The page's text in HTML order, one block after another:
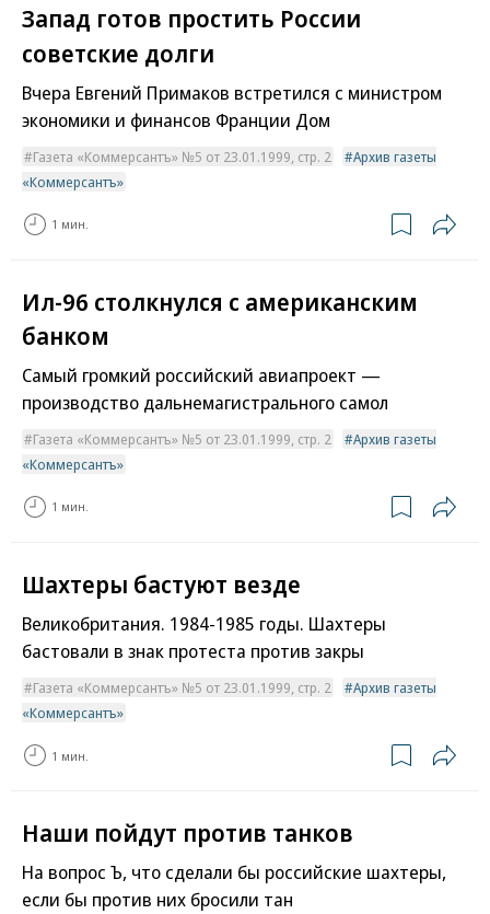
Запад готов простить России
советские долги
Вчера Евгений Примаков встретился с министром
экономики и финансов Франции Дом
Газета «Коммерсантъ» №5 от 23.01.1999, стр. 2
Архив газеты
«Коммерсантъ»
1 мин.
Ил-96 столкнулся с американским
банком
Самый громкий российский авиапроект —
производство дальнемагистрального самол
Газета «Коммерсантъ» №5 от 23.01.1999, стр. 2
Архив газеты
«Коммерсантъ»
1 мин.
Шахтеры бастуют везде
Великобритания. 1984-1985 годы. Шахтеры
бастовали в знак протеста против закры
Газета «Коммерсантъ» №5 от 23.01.1999, стр. 2
Архив газеты
«Коммерсантъ»
1 мин.
Наши пойдут против танков
На вопрос Ъ, что сделали бы российские шахтеры,
если бы против них бросили тан